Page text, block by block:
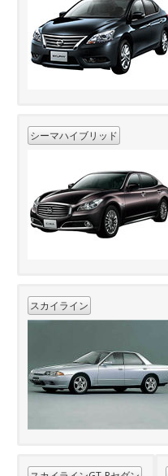
シーマハイブリッド
スカイライン